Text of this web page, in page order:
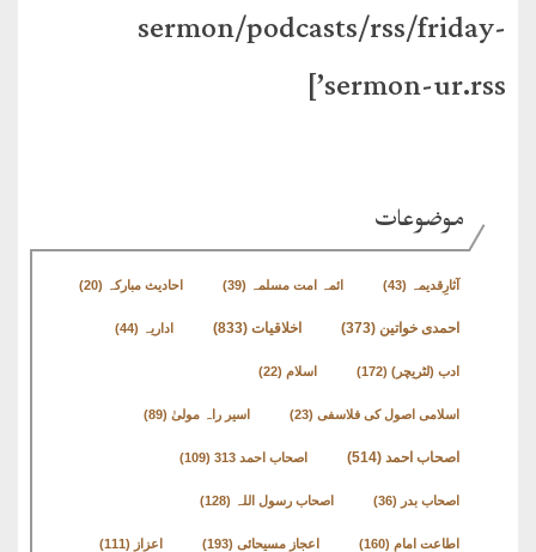
اخبار
ھوالشافی
اسماعیل
دیگر
sermon/podcasts/rss/
sermon-
موضوعات
(43) ائمہ امت مسلمہ(39) احادیث مبارکہ(20)
احمدی خواتین(373) اخلاقیات (833) اداریہ
ادب (لٹریچر)(172) اسلام
اسلامی اصول کی فلاسفی(23) اسیر راہ مولیٰ (89)
اصحاب احمد(514) اصحاب احمد 313 (109)
اصحاب بدر(36) اصحاب رسول اللہ (128)
اطاعت امام(160) اعجاز مسیحائی (193) اعزاز